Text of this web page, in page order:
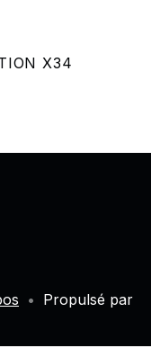
X34
• Propulsé par